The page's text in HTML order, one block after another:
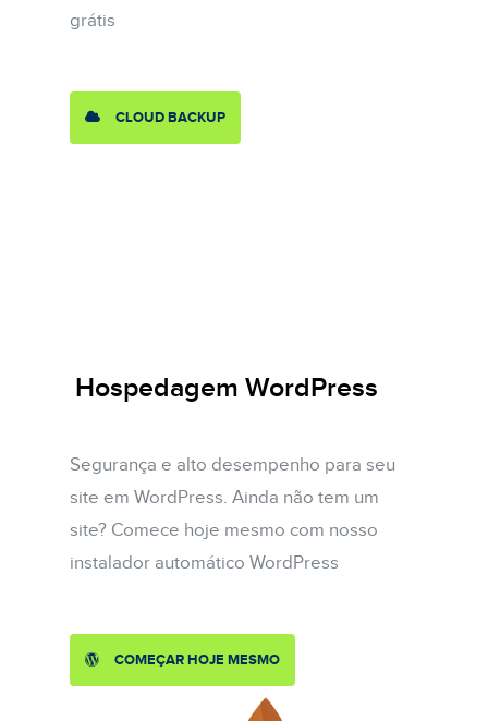
grátis
CLOUD BACKUP
Hospedagem WordPress
Segurança e alto desempenho para seu
site em WordPress. Ainda não tem um
site? Comece hoje mesmo com nosso
instalador automático WordPress
COMEÇAR HOJE MESMO